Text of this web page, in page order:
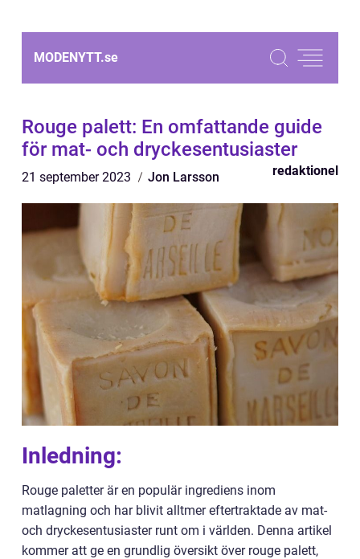
MODENYTT.se
Rouge palett: En omfattande guide
för mat- och dryckesentusiaster
21 september 2023 Jon Larsson redaktionel
Inledning:
Rouge paletter är en populär ingrediens inom
matlagning och har blivit alltmer eftertraktade av mat-
och dryckesentusiaster runt om i världen. Denna artikel
kommer att ge en grundlig översikt över rouge palett,